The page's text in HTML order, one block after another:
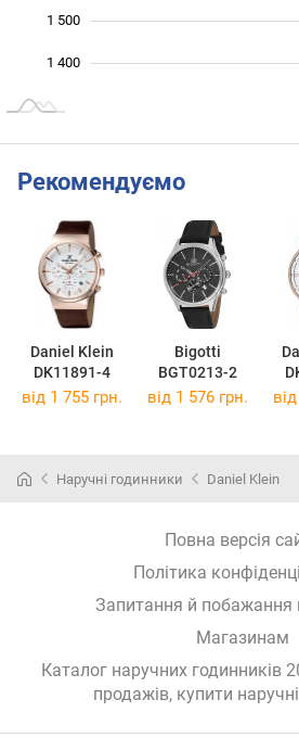
1 400
1 500
Рекомендуємо
Daniel Klein
DK11891-4
Bigotti
BGT0213-2
від 1 755 грн. від 1 576 грн.
Наручні годинники Daniel Klein
Повна версія
Політика
Запитання й побажання
Магазинам
Каталог наручних годинників
продажів, купити